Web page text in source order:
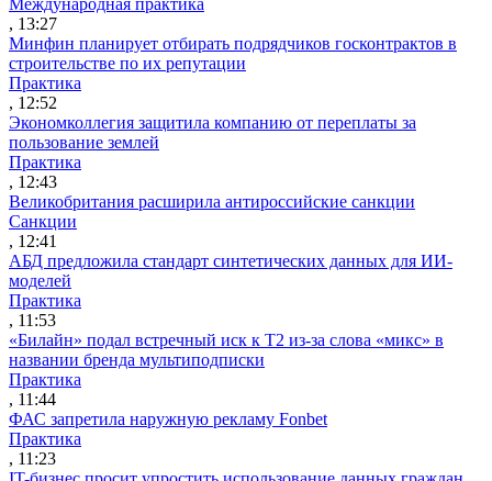
, 13:27
Минфин планирует отбирать подрядчиков госконтрактов в
строительстве по их репутации
Практика
, 12:52
Экономколлегия защитила компанию от переплаты за
пользование землей
Практика
, 12:43
Великобритания расширила антироссийские санкции
Санкции
, 12:41
АБД предложила стандарт синтетических данных для ИИ-
моделей
Практика
, 11:53
«Билайн» подал встречный иск к Т2 из-за слова «микс» в
названии бренда мультиподписки
Практика
, 11:44
ФАС запретила наружную рекламу Fonbet
Практика
, 11:23